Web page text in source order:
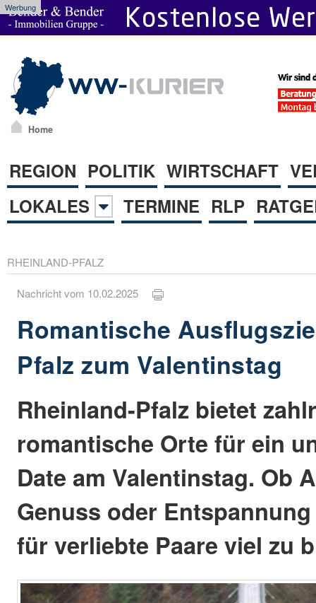
Werbung
Home
REGION POLITIK WIRTSCHAFT
LOKALES
TERMINE RLP
RHEINLAND-PFALZ
Nachricht vom 10.02.2025
Romantische
Pfalz zum Valentinstag
Rheinland-Pfalz bietet
romantische Orte für ein
Date am Valentinstag. Ob
Genuss oder
für verliebte Paare viel zu